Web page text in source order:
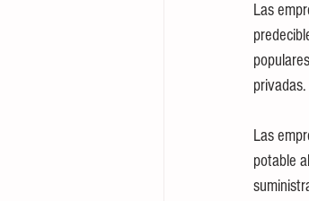
Las
privadas.
Las
potable